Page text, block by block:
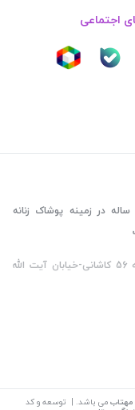
اجتماعی
در زمینه پوشاک زنانه
تلفن : 03536243291 | آدرس :یزد-اکبر آباد-کوچه 56 کاشانی-خیابان آیت الله
مهتابمی باشد. | توسعه و کد